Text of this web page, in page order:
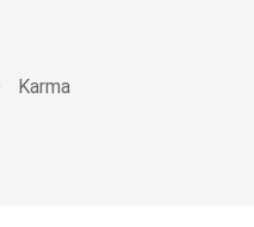
Karma